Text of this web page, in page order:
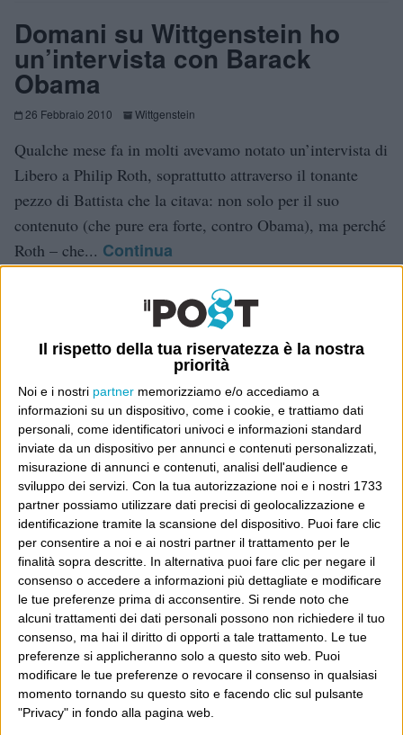
Il rispetto della tua riservatezza è la nostra
priorità
Noi e i nostri partner memorizziamo e/o accediamo a
informazioni su un dispositivo, come i cookie, e trattiamo dati
personali, come identificatori univoci e informazioni standard
inviate da un dispositivo per annunci e contenuti personalizzati,
misurazione di annunci e contenuti, analisi dell'audience e
sviluppo dei servizi. Con la tua autorizzazione noi e i nostri 1733
partner possiamo utilizzare dati precisi di geolocalizzazione e
identificazione tramite la scansione del dispositivo. Puoi fare clic
per consentire a noi e ai nostri partner il trattamento per le
finalità sopra descritte. In alternativa puoi fare clic per negare il
consenso o accedere a informazioni più dettagliate e modificare
le tue preferenze prima di acconsentire. Si rende noto che
alcuni trattamenti dei dati personali possono non richiedere il tuo
consenso, ma hai il diritto di opporti a tale trattamento. Le tue
preferenze si applicheranno solo a questo sito web. Puoi
modificare le tue preferenze o revocare il consenso in qualsiasi
momento tornando su questo sito e facendo clic sul pulsante
"Privacy" in fondo alla pagina web.
Domani su Wittgenstein ho
un’intervista con Barack
Obama
26 Febbraio 2010 Wittgenstein
Qualche mese fa in molti avevamo notato un’intervista di
Libero a Philip Roth, soprattutto attraverso il tonante
pezzo di Battista che la citava: non solo per il suo
contenuto (che pure era forte, contro Obama), ma perché
Roth – che... Continua
The humbling
14 Ottobre 2009 Wittgenstein
Il nuovo libro di Philip Roth – l’uomo per cui il Nobel
sarebbe postmaturo – ha due scusanti per non essere
bello come il precedente: una è che il precedente –
“Indignazione” – era davvero molto bello, e l’altra è...
Continua
C’è della bellezza
29 Settembre 2009 Wittgenstein
Visto che è uscito in italiano, torno a consigliare
“Indignazione” di Philip Roth, che è un libro davvero
belloContinua